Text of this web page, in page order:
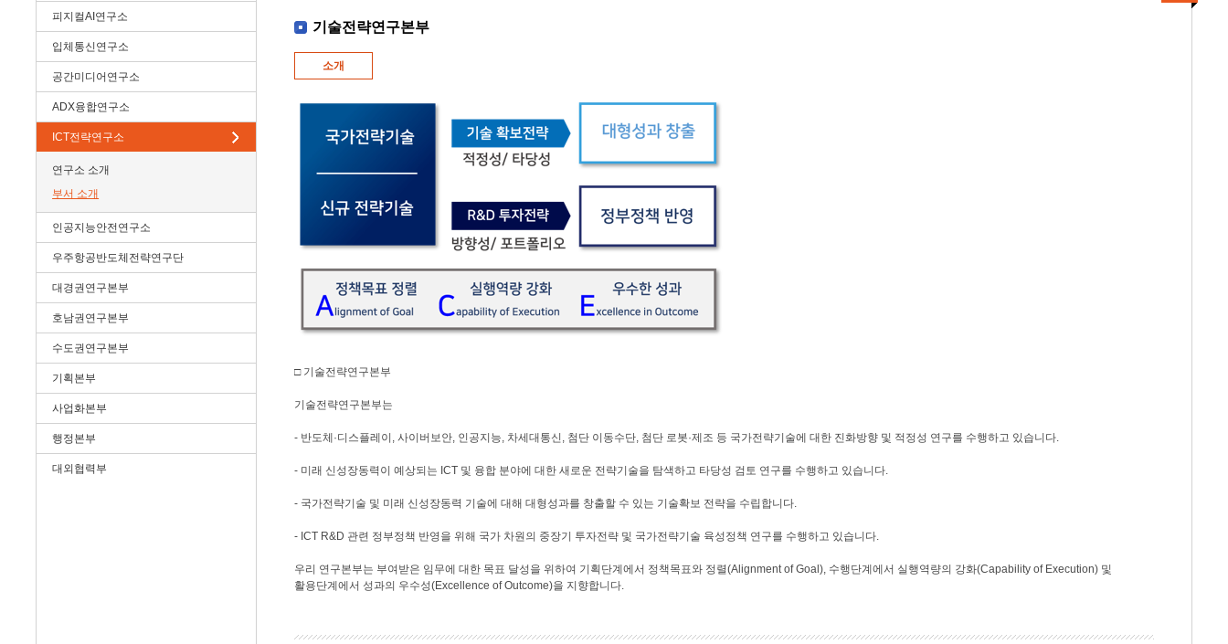
피지컬AI연구소
입체통신연구소
공간미디어연구소
ADX융합연구소
ICT전략연구소
연구소 소개
부서 소개
인공지능안전연구소
우주항공반도체전략연구단
대경권연구본부
호남권연구본부
수도권연구본부
기획본부
사업화본부
행정본부
대외협력부
기술전략연구본부
소개
□ 기술전략연구본부
기술전략연구본부는
- 반도체·디스플레이, 사이버보안, 인공지능, 차세대통신, 첨단 이동수단, 첨단 로봇·제조 등 국가전략기술에 대한 진화방향 및 적정성 연구를 수행하고 있습니다.
- 미래 신성장동력이 예상되는 ICT 및 융합 분야에 대한 새로운 전략기술을 탐색하고 타당성 검토 연구를 수행하고 있습니다.
- 국가전략기술 및 미래 신성장동력 기술에 대해 대형성과를 창출할 수 있는 기술확보 전략을 수립합니다.
- ICT R&D 관련 정부정책 반영을 위해 국가 차원의 중장기 투자전략 및 국가전략기술 육성정책 연구를 수행하고 있습니다.
우리 연구본부는 부여받은 임무에 대한 목표 달성을 위하여 기획단계에서 정책목표와 정렬(Alignment of Goal), 수행단계에서 실행역량의 강화(Capability of Execution) 및
활용단계에서 성과의 우수성(Excellence of Outcome)을 지향합니다.